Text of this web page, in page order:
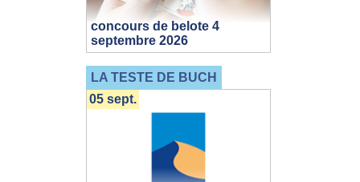
concours de belote 4
septembre 2026
LA TESTE DE BUCH
05 sept.